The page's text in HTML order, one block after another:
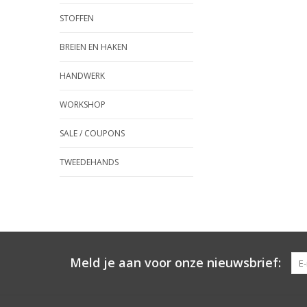
STOFFEN
BREIEN EN HAKEN
HANDWERK
WORKSHOP
SALE / COUPONS
TWEEDEHANDS
Meld je aan voor onze nieuwsbrief: